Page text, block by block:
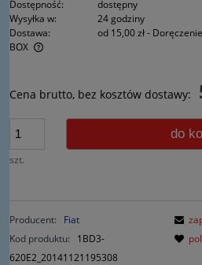
Dostępność:
dostępny
Wysyłka w:
24 godziny
Dostawa:
od 15,00 zł-
BOX
Cena nie zawiera ewentualnych
Cena brutto, bez kosztów dostawy:
szt.
do
Producent:
Fiat
Kod produktu:
1BD3-
620E2_20141121195308